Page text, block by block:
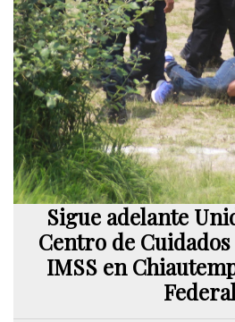
Sigue adelante
Centro de
IMSS en